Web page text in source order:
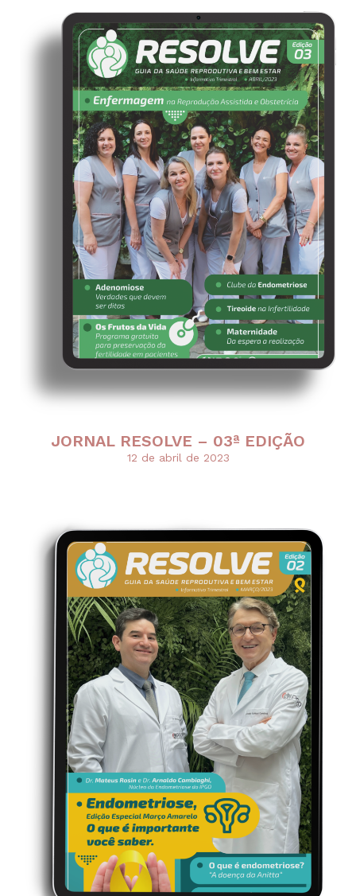
JORNAL RESOLVE – 03ª EDIÇÃO
12 de abril de 2023